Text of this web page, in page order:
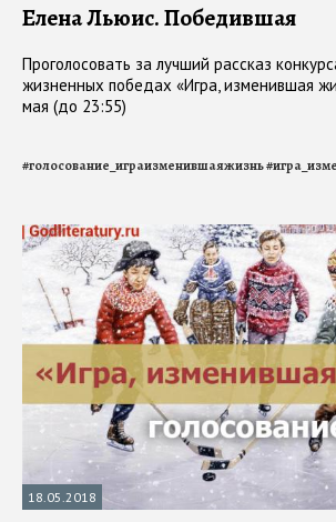
Елена Льюис. Победившая
Проголосовать за лучший рассказ
жизненных победах «Игра, изменившая
мая (до 23:55)
#голосование_играизменившаяжизнь#
18.05.2018